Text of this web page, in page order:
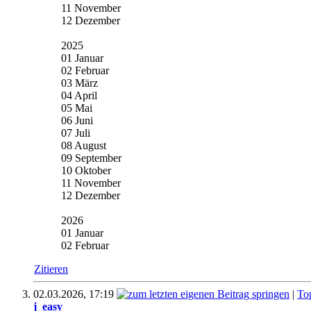
11 November
12 Dezember
2025
01 Januar
02 Februar
03 März
04 April
05 Mai
06 Juni
07 Juli
08 August
09 September
10 Oktober
11 November
12 Dezember
2026
01 Januar
02 Februar
Zitieren
02.03.2026, 17:19 |
j_easy